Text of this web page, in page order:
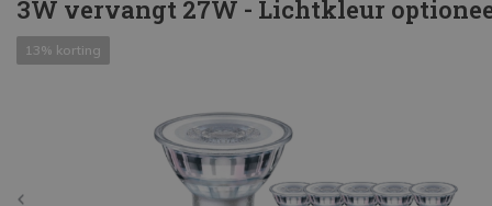
3W vervangt 27W - Lichtkleur
13% korting